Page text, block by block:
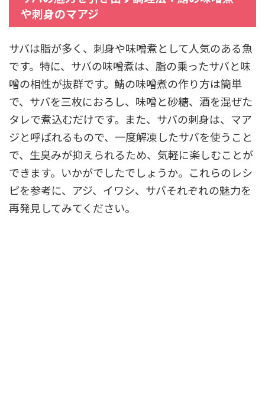
や刺身のマアジ
サバは脂が多く、刺身や味噌煮として人気のある魚
です。特に、サバの味噌煮は、脂の乗ったサバと味
噌の相性が抜群です。鯖の味噌煮の作り方は簡単
で、サバを三枚におろし、味噌と砂糖、酒を混ぜた
タレで煮込むだけです。また、サバの刺身は、マア
ジと呼ばれるもので、一度解凍したサバを使うこと
で、生臭みが抑えられるため、気軽に楽しむことが
できます。いかがでしたでしょうか。これらのレシ
ピを参考に、アジ、イワシ、サバそれぞれの魅力を
再発見してみてください。